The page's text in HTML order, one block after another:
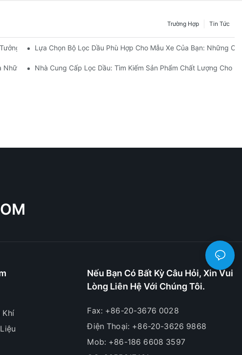
Tin Tức
Trường Hợp
Ai? Lựa Chọn Bộ Lọc Dầu Phù Hợp Cho Mẫu Xe Của Bạn: Những
Những Cải Tiến Của Họ
Nhà Cung Cấp Lọc Dầu: Tìm Kiếm Sản Phẩm Chất Lượng Cho
Khí
Nếu Bạn Có Bất Kỳ Câu Hỏi, Xin Vui
Lòng Liên Hệ Với Chúng Tôi.
Fax: +86-20-3676 0028
Điện Thoại: +86-20-3626 9868
Mob: +86-186 6608 3597